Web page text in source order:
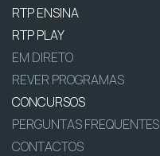
RTP ENSINA
RTP PLAY
EM DIRETO
REVER PROGRAMAS
CONCURSOS
PERGUNTAS FREQUENTES
CONTACTOS